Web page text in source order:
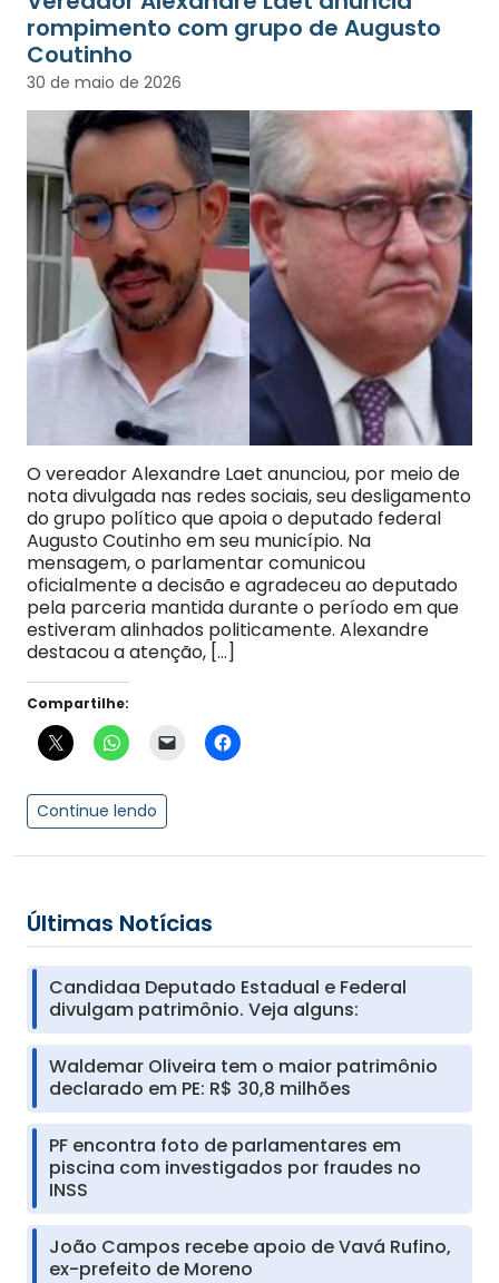
rompimento com grupo de Augusto
Coutinho
30 de maio de 2026
O vereador Alexandre Laet anunciou, por meio de
nota divulgada nas redes sociais, seu desligamento
do grupo político que apoia o deputado federal
Augusto Coutinho em seu município. Na
mensagem, o parlamentar comunicou
oficialmente a decisão e agradeceu ao deputado
pela parceria mantida durante o período em que
estiveram alinhados politicamente. Alexandre
destacou a atenção, […]
Compartilhe:
Continue lendo
Últimas Notícias
Candidaa Deputado Estadual e Federal
divulgam patrimônio. Veja alguns:
Waldemar Oliveira tem o maior patrimônio
declarado em PE: R$ 30,8 milhões
PF encontra foto de parlamentares em
piscina com investigados por fraudes no
INSS
João Campos recebe apoio de Vavá Rufino,
ex-prefeito de Moreno